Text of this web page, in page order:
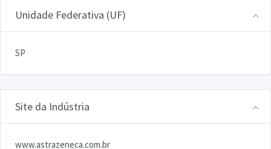
Unidade Federativa (UF)
SP
Site da Indústria
www.astrazeneca.com.br